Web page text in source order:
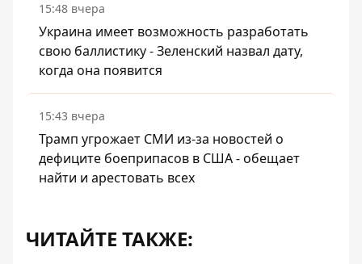
15:48 вчера
Украина имеет возможность разработать
свою баллистику - Зеленский назвал дату,
когда она появится
15:43 вчера
Трамп угрожает СМИ из-за новостей о
дефиците боеприпасов в США - обещает
найти и арестовать всех
ЧИТАЙТЕ ТАКЖЕ: